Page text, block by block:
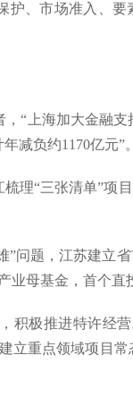
护、市场准入、
上海加大金融支
减负约1170亿元”
“三张清单”项目
题，江苏建立
业母基金，首个直
极推进特许经营
立重点领域项目